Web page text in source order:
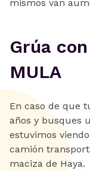
mismos van
Grúa
MULA
En caso de que
años y busques
estuvimos
camión
maciza de Haya.